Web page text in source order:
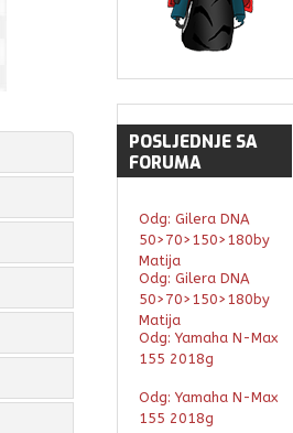
POSLJEDNJE SA
FORUMA
Odg: Gilera DNA
50>70>150>180by
Matija
Odg: Gilera DNA
50>70>150>180by
Matija
Odg: Yamaha N-Max
155 2018g
Odg: Yamaha N-Max
155 2018g